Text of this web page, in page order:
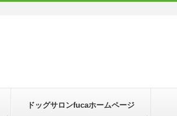
ドッグサロンfucaホームページ